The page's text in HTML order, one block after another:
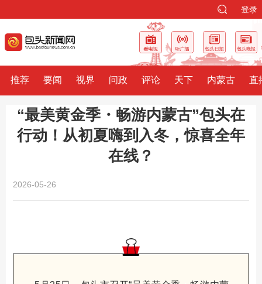
登录
推荐 要闻 视界 问政 评论 天下 内蒙古 直
“最美黄金季・畅游内蒙古”包头在
行动！从初夏嗨到入冬，惊喜全年
在线？
2026-05-26